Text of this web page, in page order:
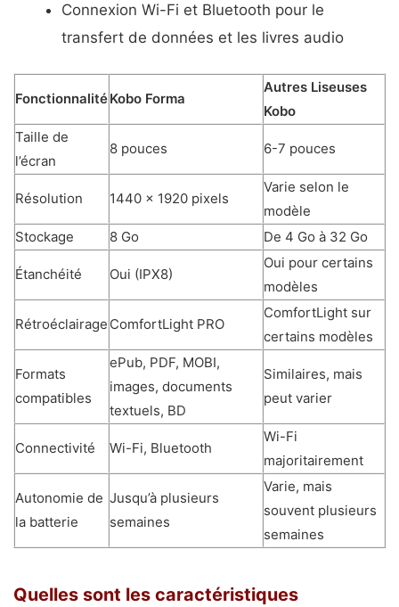
Connexion Wi-Fi et Bluetooth pour le
transfert de données et les livres audio
FonctionnalitéKobo Forma
Autres Liseuses
Kobo
Taille de
l’écran
8 pouces 6-7 pouces
Résolution 1440 x 1920 pixels
Varie selon le
modèle
Stockage
8 Go De 4 Go à 32 Go
Étanchéité Oui (IPX8)
Oui pour certains
modèles
Rétroéclairage ComfortLight PRO
ComfortLight sur
certains modèles
Formats
compatibles
ePub, PDF, MOBI,
images, documents
textuels, BD
Similaires, mais
peut varier
Connectivité Wi-Fi, Bluetooth
Wi-Fi
majoritairement
Autonomie de
la batterie
Jusqu’à plusieurs
semaines
Varie, mais
souvent plusieurs
semaines
Quelles sont les caractéristiques